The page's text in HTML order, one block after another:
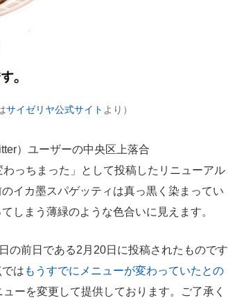
サイゼリヤ公式サイト より）
）ユーザーの中央区上落合
っちまった」として投稿したリニューアル
イカ墨スパゲッティは真っ黒く染まってい
しまう薄緑のような色合いに見えます。
の前日である2月20日に投稿されたものです
は もうすでにメニューが変わっていたとの
ーを変更して提供しております。ご了承く